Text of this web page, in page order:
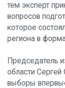
тем эксперт
вопросов
которое
региона в
Председатель
области Сергей
выборы